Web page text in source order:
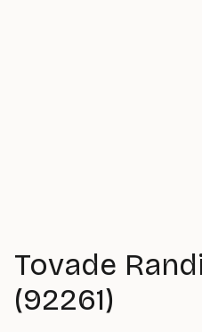
Tovade
(92261)